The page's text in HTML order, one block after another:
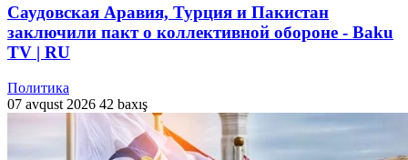
Саудовская Аравия, Турция и Пакистан
заключили пакт о коллективной обороне - Baku
TV | RU
Политика
07 avqust 2026 42 baxış